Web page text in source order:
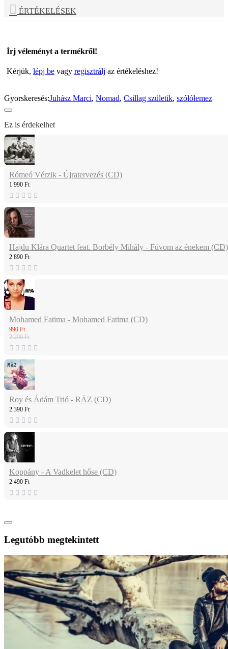
ÉRTÉKELÉSEK
Írj véleményt a termékről!
Kérjük, lépj be vagy regisztrálj az értékeléshez!
Gyorskeresés:Juhász Marci, Nomad, Csillag születik, szólólemez
Ez is érdekelhet
Rómeó Vérzik - Újratervezés (CD)
1 990 Ft
Hajdu Klára Quartet feat. Borbély Mihály - Fúvom az énekem (CD)
2 890 Ft
Mohamed Fatima - Mohamed Fatima (CD)
990 Ft
2 290 Ft
Roy és Ádám Trió - RÄZ (CD)
2 390 Ft
Koppány - A Vadkelet hőse (CD)
2 490 Ft
Legutóbb megtekintett